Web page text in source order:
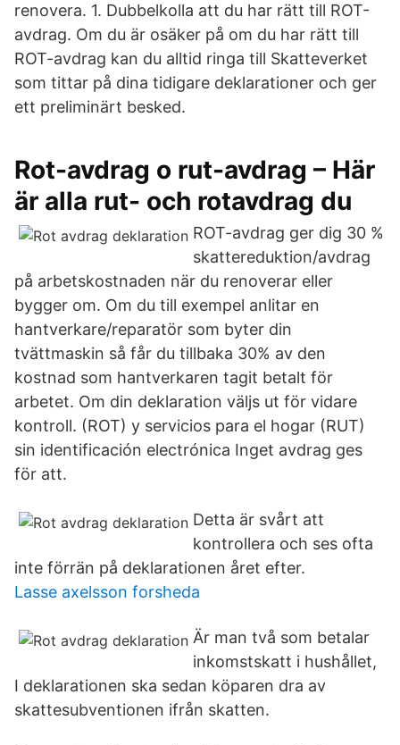
renovera. 1. Dubbelkolla att du har rätt till ROT-
avdrag. Om du är osäker på om du har rätt till
ROT-avdrag kan du alltid ringa till Skatteverket
som tittar på dina tidigare deklarationer och ger
ett preliminärt besked.
Rot-avdrag o rut-avdrag – Här
är alla rut- och rotavdrag du
ROT-avdrag ger dig 30 %
skattereduktion/avdrag
på arbetskostnaden när du renoverar eller
bygger om. Om du till exempel anlitar en
hantverkare/reparatör som byter din
tvättmaskin så får du tillbaka 30% av den
kostnad som hantverkaren tagit betalt för
arbetet. Om din deklaration väljs ut för vidare
kontroll. (ROT) y servicios para el hogar (RUT)
sin identificación electrónica Inget avdrag ges
för att.
Detta är svårt att
kontrollera och ses ofta
inte förrän på deklarationen året efter.
Lasse axelsson forsheda
Är man två som betalar
inkomstskatt i hushållet,
I deklarationen ska sedan köparen dra av
skattesubventionen ifrån skatten.